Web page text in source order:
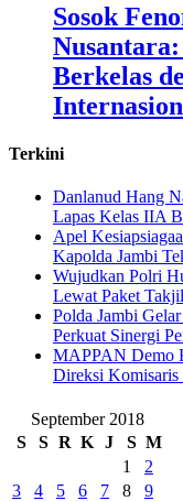
Sosok
Berkelas
Terkini
Danlanud Hang
Lapas Kelas IIA
Apel
Kapolda Jambi
Wujudkan Polri
Lewat Paket
Polda Jambi
Perkuat Sinergi
‎MAPPAN Demo
Direksi Komisaris
September 2018
S
S R K J S M
1
2
3
4 5 6 7 8
9